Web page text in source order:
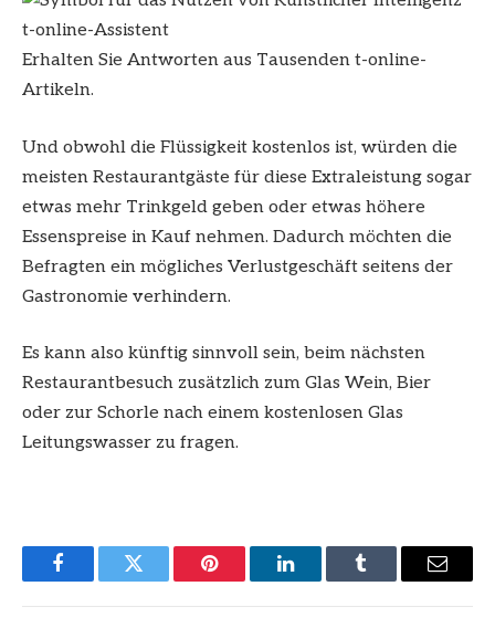
t-online-Assistent
Erhalten Sie Antworten aus Tausenden t-online-
Artikeln.
Und obwohl die Flüssigkeit kostenlos ist, würden die
meisten Restaurantgäste für diese Extraleistung sogar
etwas mehr Trinkgeld geben oder etwas höhere
Essenspreise in Kauf nehmen. Dadurch möchten die
Befragten ein mögliches Verlustgeschäft seitens der
Gastronomie verhindern.
Es kann also künftig sinnvoll sein, beim nächsten
Restaurantbesuch zusätzlich zum Glas Wein, Bier
oder zur Schorle nach einem kostenlosen Glas
Leitungswasser zu fragen.
FacebookTwitter Pinterest LinkedInTumblr Email